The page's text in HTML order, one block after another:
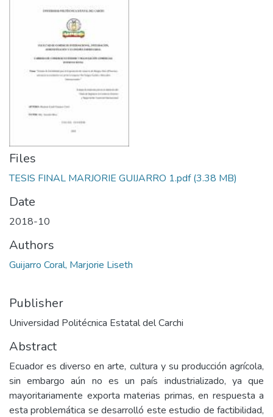
Files
TESIS FINAL MARJORIE GUIJARRO 1.pdf(3.38 MB)
Date
2018-10
Authors
Guijarro Coral, Marjorie Liseth
Publisher
Universidad Politécnica Estatal del Carchi
Abstract
Ecuador es diverso en arte, cultura y su producción agrícola,
sin embargo aún no es un país industrializado, ya que
mayoritariamente exporta materias primas, en respuesta a
esta problemática se desarrolló este estudio de factibilidad,